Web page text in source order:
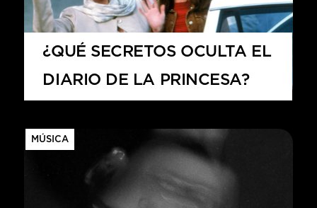
¿QUÉ SECRETOS OCULTA EL
DIARIO DE LA PRINCESA?
MÚSICA